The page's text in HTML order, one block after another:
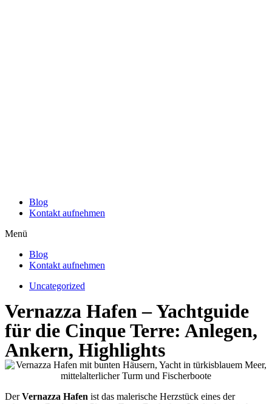
Blog
Kontakt aufnehmen
Menü
Blog
Kontakt aufnehmen
Uncategorized
Vernazza Hafen – Yachtguide
für die Cinque Terre: Anlegen,
Ankern, Highlights
DerVernazza Hafen ist das malerische Herzstück eines der